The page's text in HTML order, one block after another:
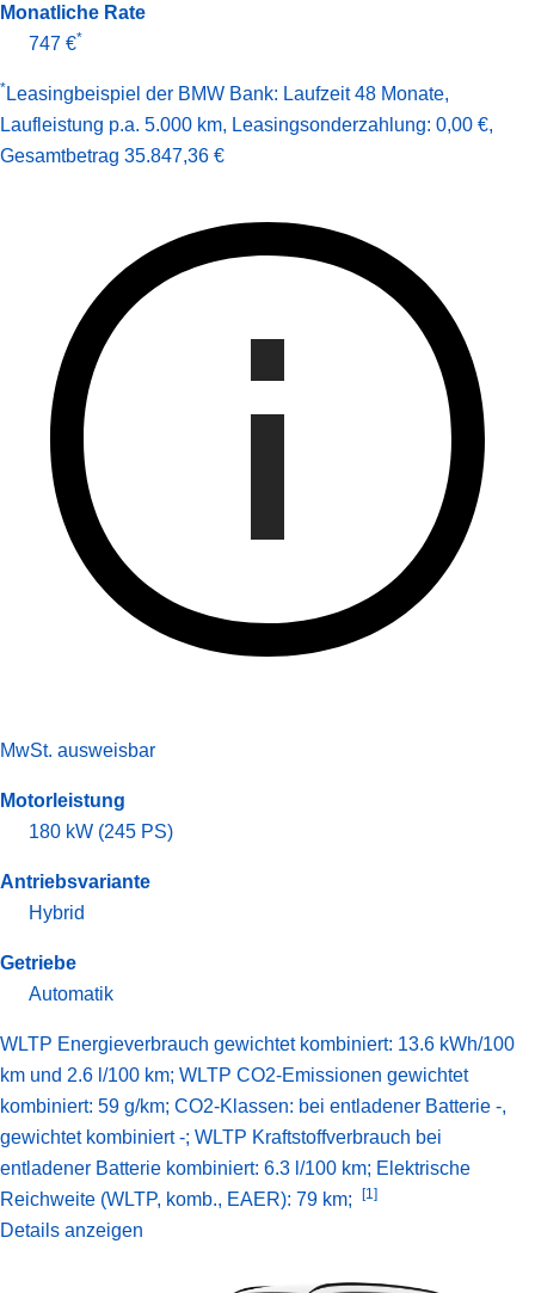
Monatliche Rate
747 €*
* Leasingbeispiel der BMW Bank: Laufzeit 48 Monate,
Laufleistung p.a. 5.000 km, Leasingsonderzahlung: 0,00 €,
Gesamt­betrag 35.847,36 €
MwSt. ausweisbar
Motorleistung
180 kW (245 PS)
Antriebsvariante
Hybrid
Getriebe
Automatik
WLTP Energieverbrauch gewichtet kombiniert: 13.6 kWh/100
km und 2.6 l/100 km; WLTP CO2-Emissionen gewichtet
kombiniert: 59 g/km; CO2-Klassen: bei entladener Batterie -,
gewichtet kombiniert -; WLTP Kraftstoffverbrauch bei
entladener Batterie kombiniert: 6.3 l/100 km; Elektrische
Reichweite (WLTP, komb., EAER): 79 km;
[1]
Details anzeigen